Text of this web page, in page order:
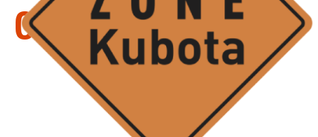
CONSTRUCTION